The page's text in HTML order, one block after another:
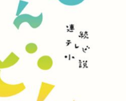
が明かす...